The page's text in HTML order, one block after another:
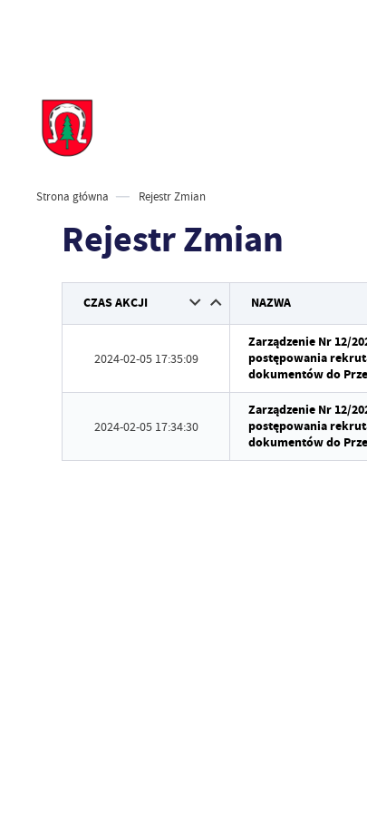
Strona główna Rejestr Zmian
Rejestr Zmian
CZAS AKCJI NAZWA
2024-02-05 17:35:09
Zarządzenie Nr 12/
postępowania
dokumentów do
2024-02-05 17:34:30
Zarządzenie Nr 12/
postępowania
dokumentów do